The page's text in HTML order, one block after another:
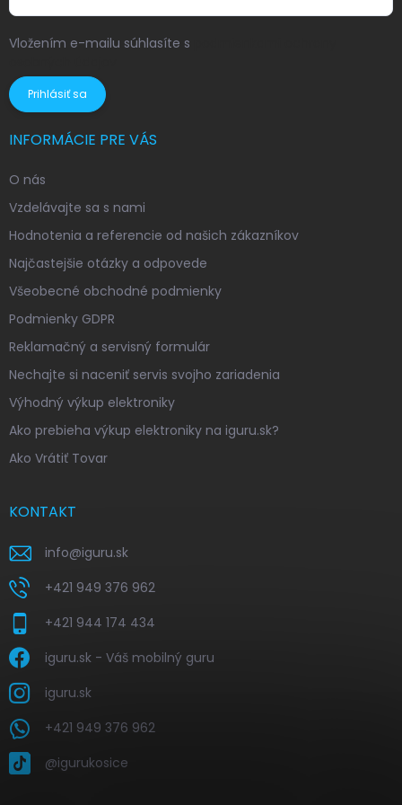
Vložením e-mailu súhlasíte s
Prihlásiť sa
INFORMÁCIE PRE VÁS
O nás
Vzdelávajte sa s nami
Hodnotenia a referencie od našich zákazníkov
Najčastejšie otázky a odpovede
Všeobecné obchodné podmienky
Podmienky GDPR
Reklamačný a servisný formulár
Nechajte si naceniť servis svojho zariadenia
Výhodný výkup elektroniky
Ako prebieha výkup elektroniky na iguru.sk?
Ako Vrátiť Tovar
KONTAKT
info@iguru.sk
+421 949 376 962
+421 944 174 434
iguru.sk - Váš mobilný guru
iguru.sk
+421 949 376 962
@igurukosice